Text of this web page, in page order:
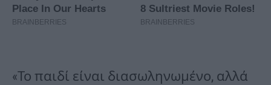
«Το παιδί είναι διασωληνωμένο, αλλά